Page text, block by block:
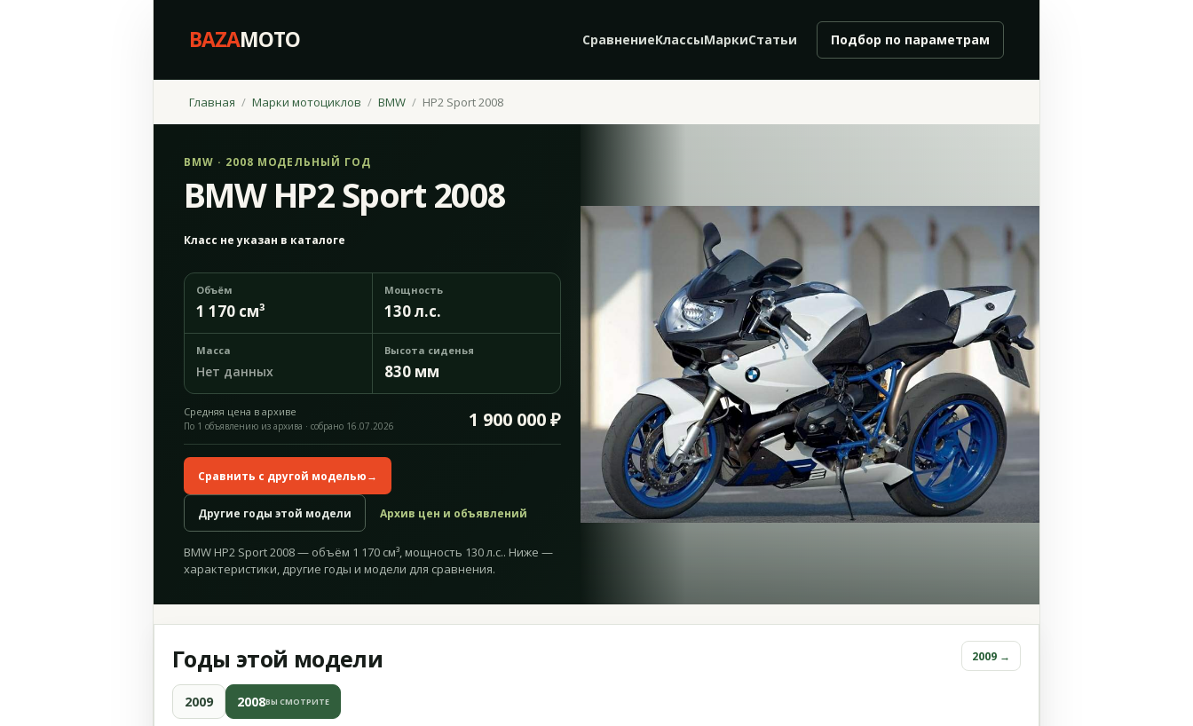
BAZAMOTO СравнениеКлассыМаркиСтатьи Подбор по параметрам
Главная Марки мотоциклов BMW HP2 Sport 2008
BMW · 2008 МОДЕЛЬНЫЙ ГОД
BMW HP2 Sport 2008
Класс не указан в каталоге
Объём
1 170 см³
Мощность
130 л.с.
Масса
Нет данных
Высота сиденья
830 мм
Средняя цена в архиве 1 900 000 ₽
По 1 объявлению из архива · собрано 16.07.2026
Сравнить с другой моделью→
Другие годы этой модели Архив цен и объявлений
BMW HP2 Sport 2008 — объём 1 170 см³, мощность 130 л.с.. Ниже —
характеристики, другие годы и модели для сравнения.
Годы этой модели 2009 →
2009 2008ВЫ СМОТРИТЕ